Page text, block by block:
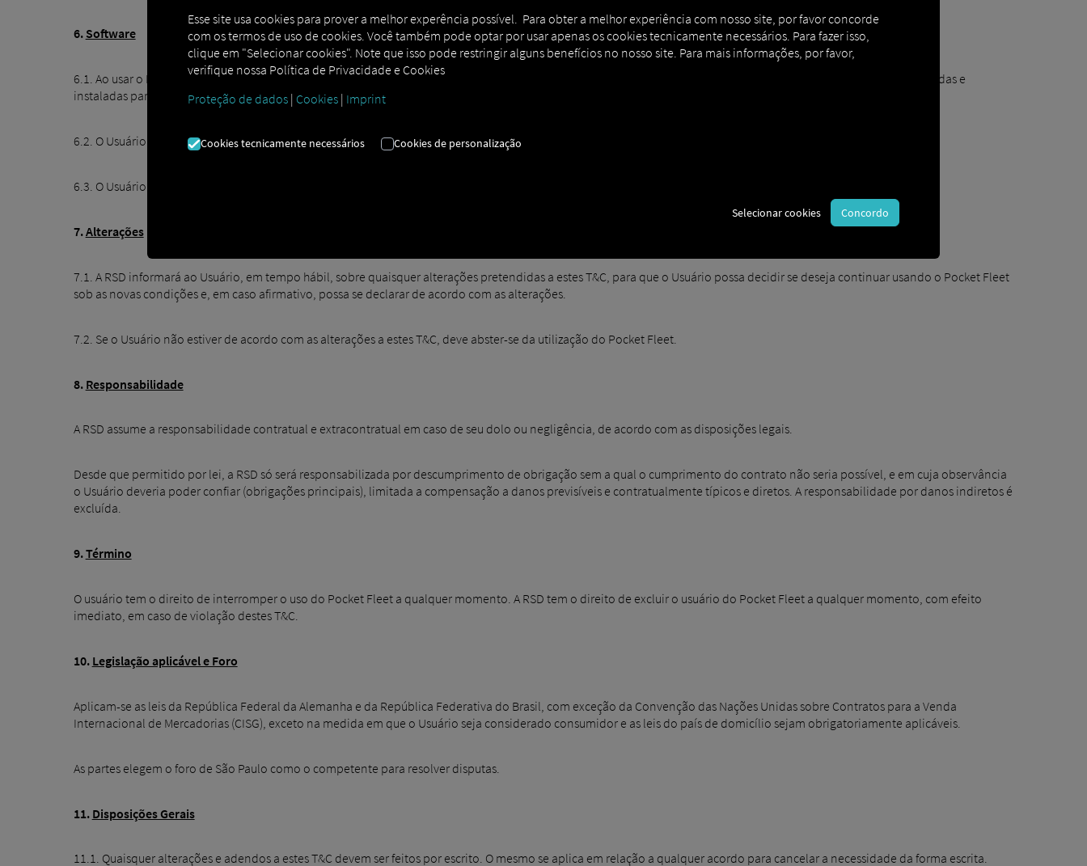
6. Software
6.1. Ao usar o Pocket Fleet, o Usuário concorda que o software subjacente seja atualizado de tempos em tempos, e que funções adicionais da RSD poderão ser baixadas e
instaladas para melhorar e desenvolver ainda mais o software.
6.2. O Usuário não alterará, descompilará ou tentará extrair, de qualquer forma, qualquer código-fonte da RSD ou trabalhos derivados.
6.3. O Usuário encontrará uma visão geral das licenças usadas para o serviço no aplicativo em Configurações> Licenças. [DA1]
7.Alterações
7.1. A RSD informará ao Usuário, em tempo hábil, sobre quaisquer alterações pretendidas a estes T&C, para que o Usuário possa decidir se deseja continuar usando o Pocket Fleet
sob as novas condições e, em caso afirmativo, possa se declarar de acordo com as alterações.
7.2. Se o Usuário não estiver de acordo com as alterações a estes T&C, deve abster-se da utilização do Pocket Fleet.
8. Responsabilidade
A RSD assume a responsabilidade contratual e extracontratual em caso de seu dolo ou negligência, de acordo com as disposições legais.
Desde que permitido por lei, a RSD só será responsabilizada por descumprimento de obrigação sem a qual o cumprimento do contrato não seria possível, e em cuja observância
o Usuário deveria poder confiar (obrigações principais), limitada a compensação a danos previsíveis e contratualmente típicos e diretos. A responsabilidade por danos indiretos é
excluída.
9.Término
O usuário tem o direito de interromper o uso do Pocket Fleet a qualquer momento. A RSD tem o direito de excluir o usuário do Pocket Fleet a qualquer momento, com efeito
imediato, em caso de violação destes T&C.
10. Legislação aplicável e Foro
Aplicam-se as leis da República Federal da Alemanha e da República Federativa do Brasil, com exceção da Convenção das Nações Unidas sobre Contratos para a Venda
Internacional de Mercadorias (CISG), exceto na medida em que o Usuário seja considerado consumidor e as leis do país de domicílio sejam obrigatoriamente aplicáveis.
As partes elegem o foro de São Paulo como o competente para resolver disputas.
11. Disposições Gerais
11.1. Quaisquer alterações e adendos a estes T&C devem ser feitos por escrito. O mesmo se aplica em relação a qualquer acordo para cancelar a necessidade da forma escrita.
Esse site usa cookies para prover a melhor experência possível. Para obter a melhor experiência com nosso site, por favor concorde
com os termos de uso de cookies. Você também pode optar por usar apenas os cookies tecnicamente necessários. Para fazer isso,
clique em "Selecionar cookies". Note que isso pode restringir alguns benefícios no nosso site. Para mais informações, por favor,
verifique nossa Política de Privacidade e Cookies
Proteção de dados | Cookies | Imprint
Cookies tecnicamente necessários Cookies de personalização
Selecionar cookies Concordo